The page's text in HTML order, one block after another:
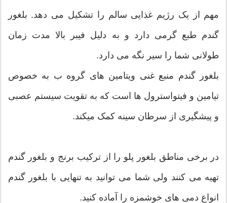
مهم از یک رژیم غذایی سالم را تشکیل می دهد. بلغور
گندم طبع گرمی دارد و به دلیل فیبر بالا مدت زمان
طولانی شما را سیر نگه می دارد.
بلغور گندم منبع غنی ویتامین های گروه ب به خصوص
تیامین و فیتواسترول ها است که به تقویت سیستم عصبی
و پیشگیری از سرطان سینه کمک میکند.
در برخی مناطق بلغور پلو را از ترکیب برنج و بلغور گندم
تهیه می کنند ولی شما می توانید به تنهایی با بلغور گندم
انواع دمی های خوشمزه را آماده کنید.